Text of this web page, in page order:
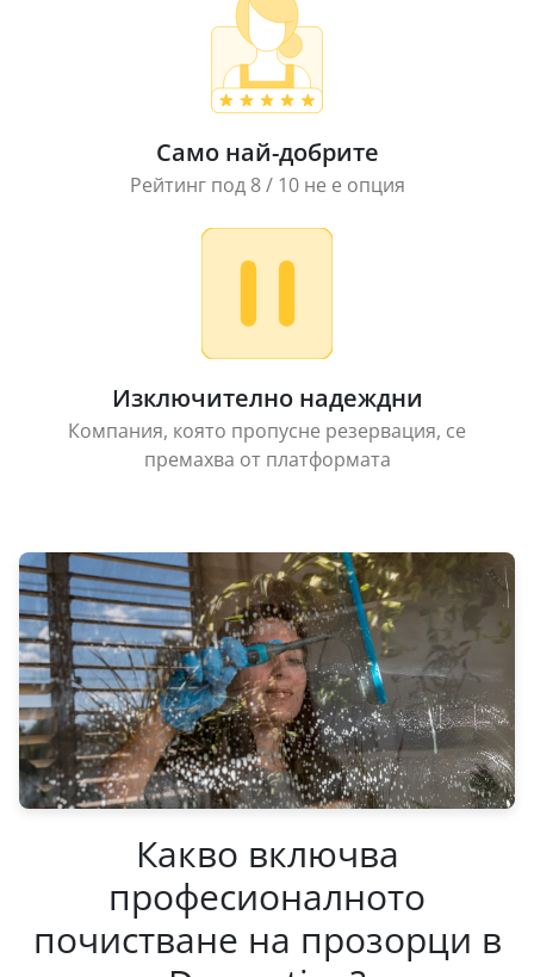
Само най-добрите
Рейтинг под 8 / 10 не е опция
Изключително надеждни
Компания, която пропусне резервация, се
премахва от платформата
Какво включва
професионалното
почистване на прозорци в